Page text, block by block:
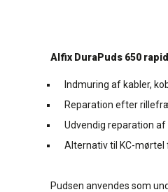
Alfix DuraPuds 650
Indmuring af kabler,
Reparation efter
Udvendig reparation
Alternativ til KC-
Pudsen anvendes som